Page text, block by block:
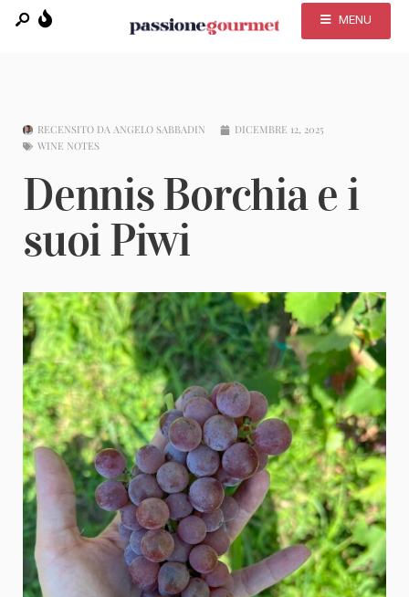
MENU
RECENSITO DA ANGELO SABBADIN
DICEMBRE 12, 2025
WINE NOTES
Dennis Borchia e i
suoi Piwi